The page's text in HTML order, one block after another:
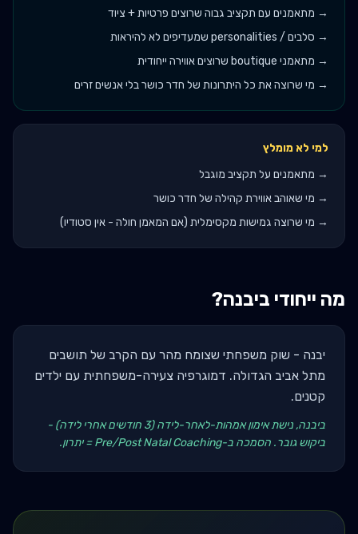
→ מתאמנים עם תקציב גבוה שרוצים פרטיות + ציוד
→ סלבים / personalities שמעדיפים לא להיראות
→ מתאמני boutique שרוצים אווירה ייחודית
→ מי שרוצה את כל היתרונות של חדר כושר בלי אנשים זרים
למי לא מומלץ
→ מתאמנים על תקציב מוגבל
→ מי שאוהב אווירת קהילה של חדר כושר
→ מי שרוצה גמישות מקסימלית (אם המאמן חולה - אין סטודיו)
מה ייחודי ביבנה?
יבנה - שוק משפחתי שצומח מהר עם הקרב של תושבים
מתל אביב הגדולה. דמוגרפיה צעירה-משפחתית עם ילדים
קטנים.
ביבנה, נישת אימון אמהות-לאחר-לידה (3 חודשים אחרי לידה) -
ביקוש גובר. הסמכה ב-Pre/Post Natal Coaching = יתרון.